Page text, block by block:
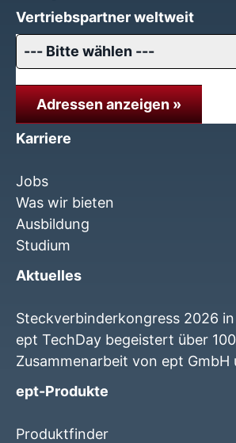
Vertriebspartner weltweit
Adressen anzeigen »
Karriere
Jobs
Was wir bieten
Ausbildung
Studium
Aktuelles
Steckverbinderkongress 2026
ept TechDay begeistert über
Zusammenarbeit von ept GmbH
ept-Produkte
Produktfinder